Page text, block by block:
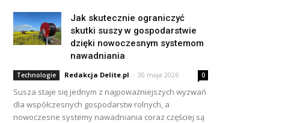
Jak skutecznie ograniczyć
skutki suszy w gospodarstwie
dzięki nowoczesnym systemom
nawadniania
Technologie Redakcja Delite.pl - 30 maja 2026 0
Susza staje się jednym z najpoważniejszych wyzwań
dla współczesnych gospodarstw rolnych, a
nowoczesne systemy nawadniania coraz częściej są